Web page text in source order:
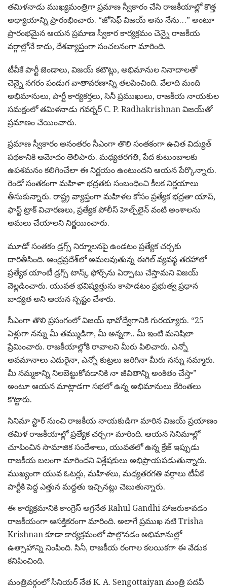
తమిళనాడు ముఖ్యమంత్రిగా ప్రమాణ స్వీకారం చేసి రాజకీయాల్లో కొత్త
అధ్యాయాన్ని ప్రారంభించారు. “జోసెఫ్ విజయ్ అను నేను…” అంటూ
ప్రారంభమైన ఆయన ప్రమాణ స్వీకార కార్యక్రమం చెన్నై రాజకీయ
వర్గాల్లోనే కాదు, దేశవ్యాప్తంగా సంచలనంగా మారింది.
టీవీకే పార్టీ జెండాలు, విజయ్ కటౌట్లు, అభిమానుల నినాదాలతో
చెన్నై నగరం పండుగ వాతావరణాన్ని తలపించింది. వేలాది మంది
అభిమానులు, పార్టీ కార్యకర్తలు, సినీ ప్రముఖులు, రాజకీయ నాయకుల
సమక్షంలో తమిళనాడు గవర్నర్C. P. Radhakrishnanవిజయ్‌తో
ప్రమాణం చేయించారు.
ప్రమాణ స్వీకారం అనంతరం సీఎంగా తొలి సంతకంగా ఉచిత విద్యుత్
పథకానికి ఆమోదం తెలిపారు. మధ్యతరగతి, పేద కుటుంబాలకు
ఉపశమనం కలిగించేలా ఈ నిర్ణయం ఉంటుందని ఆయన పేర్కొన్నారు.
రెండో సంతకంగా మహిళా భద్రతకు సంబంధించి కీలక నిర్ణయాలు
తీసుకున్నారు. రాష్ట్ర వ్యాప్తంగా మహిళల కోసం ప్రత్యేక భద్రతా యాప్,
ఫాస్ట్ ట్రాక్ విచారణలు, ప్రత్యేక పోలీస్ హెల్ప్‌లైన్ వంటి అంశాలను
అమలు చేయాలని నిర్ణయించారు.
మూడో సంతకం డ్రగ్స్ నిర్మూలనపై ఉండటం ప్రత్యేక చర్చకు
దారితీసింది. ఆంధ్రప్రదేశ్‌లో అమలవుతున్న ఈగిల్ వ్యవస్థ తరహాలో
ప్రత్యేక యాంటీ డ్రగ్స్ టాస్క్ ఫోర్స్‌ను ఏర్పాటు చేస్తామని విజయ్
వెల్లడించారు. యువత భవిష్యత్తును కాపాడటం ప్రభుత్వ ప్రధాన
బాధ్యత అని ఆయన స్పష్టం చేశారు.
సీఎంగా తొలి ప్రసంగంలో విజయ్ భావోద్వేగానికి గురయ్యారు. “25
ఏళ్లుగా నన్ను మీ తమ్ముడిగా, మీ అన్నగా.. మీ ఇంటి మనిషిలా
ప్రేమించారు. రాజకీయాల్లోకి రావాలని మీరు పిలిచారు. ఎన్నో
అవమానాలు ఎదురైనా, ఎన్నో కుట్రలు జరిగినా మీరు నన్ను నమ్మారు.
మీ నమ్మకాన్ని నిలబెట్టుకోవడానికి నా జీవితాన్ని అంకితం చేస్తా”
అంటూ ఆయన మాట్లాడగా సభలో ఉన్న అభిమానులు కేరింతలు
కొట్టారు.
సినిమా స్టార్ నుంచి రాజకీయ నాయకుడిగా మారిన విజయ్ ప్రయాణం
తమిళ రాజకీయాల్లో ప్రత్యేక చర్చగా మారింది. ఆయన సినిమాల్లో
చూపించిన సామాజిక సందేశాలు, యువతలో ఉన్న క్రేజ్ ఇప్పుడు
రాజకీయ బలంగా మారిందని విశ్లేషకులు అభిప్రాయపడుతున్నారు.
ముఖ్యంగా యువ ఓటర్లు, మహిళలు, మధ్యతరగతి వర్గాలు టీవీకే
పార్టీకి పెద్ద ఎత్తున మద్దతు ఇచ్చినట్లు చెబుతున్నారు.
ఈ కార్యక్రమానికి కాంగ్రెస్ అగ్రనేతRahul Gandhiహాజరుకావడం
రాజకీయంగా ఆసక్తికరంగా మారింది. అలాగే ప్రముఖ నటిTrisha
Krishnanకూడా కార్యక్రమంలో పాల్గొనడం అభిమానుల్లో
ఉత్సాహాన్ని నింపింది. సినీ, రాజకీయ రంగాల కలయికగా ఈ వేడుక
కనిపించింది.
మంత్రివర్గంలో సీనియర్ నేతK. A. Sengottaiyanమంత్రి పదవీ